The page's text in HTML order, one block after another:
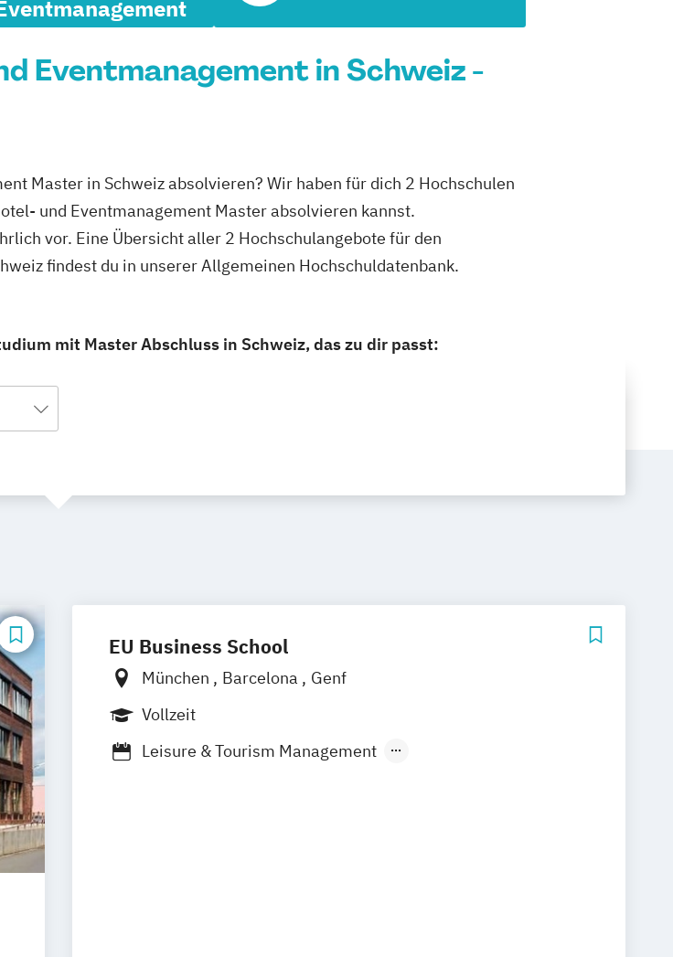
Eventmanagement in Schweiz -
Master in Schweiz absolvieren? Wir haben für dich 2 Hochschulen
und Eventmanagement Master absolvieren kannst.
vor. Eine Übersicht aller 2 Hochschulangebote für den
findest du in unserer Allgemeinen Hochschuldatenbank.
mit Master Abschluss in Schweiz, das zu dir passt:
EU Business School
München Barcelona
Genf
Vollzeit
Leisure & Tourism Management